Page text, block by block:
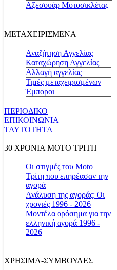
Αξεσουάρ Μοτοσικλέτας
ΜΕΤΑΧΕΙΡΙΣΜΕΝΑ
Αναζήτηση Αγγελίας
Καταχώρηση Αγγελίας
Αλλαγή αγγελίας
Τιμές μεταχειρισμένων
Έμποροι
ΠΕΡΙΟΔΙΚΟ
ΕΠΙΚΟΙΝΩΝΙΑ
ΤΑΥΤΟΤΗΤΑ
30 ΧΡΟΝΙΑ MOTO ΤΡΙΤΗ
Οι στιγμές του Moto
Τρίτη που επηρέασαν την
αγορά
Ανάλυση της αγοράς: Οι
χρονιές 1996 - 2026
Μοντέλα ορόσημα για την
ελληνική αγορά 1996 -
2026
ΧΡΗΣΙΜΑ-ΣΥΜΒΟΥΛΕΣ